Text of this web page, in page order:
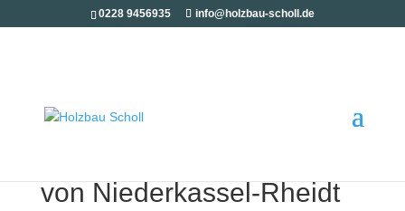
0228 9456935 info@holzbau-scholl.de
von Niederkassel-Rheidt